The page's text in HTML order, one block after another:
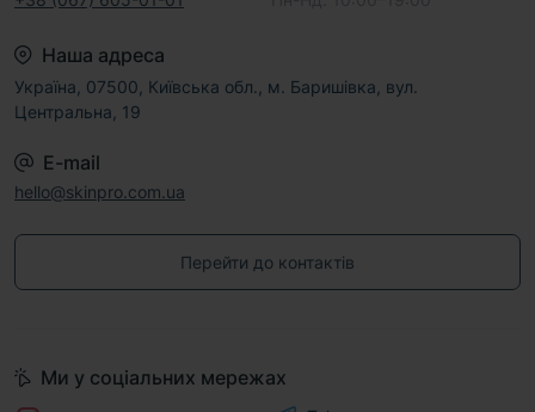
Наша адреса
Україна, 07500, Київська обл., м. Баришівка, вул.
Центральна, 19
E-mail
hello@skinpro.com.ua
Перейти до контактів
Ми у соціальних мережах